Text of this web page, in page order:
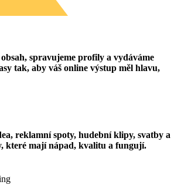
spravujeme profily a vydáváme
tak, aby váš online výstup měl hlavu,
, reklamní spoty, hudební klipy, svatby a
, které majínápad, kvalitu a fungují.